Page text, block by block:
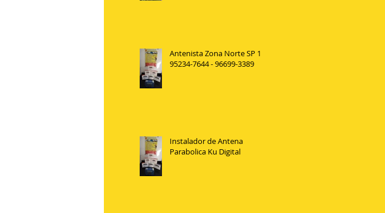
Antenista Zona Norte SP 11
95234-7644 - 96699-3389
Instalador de Antena
Parabolica Ku Digital